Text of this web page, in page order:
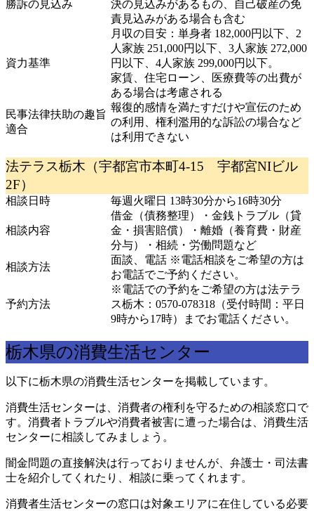
勝訴の見込み
決の見込みがあるもの、自己破産の免
責見込みがある場合も含む
資力基準
月収の目安：単身者 182,000円以下、2
人家族 251,000円以下、3人家族 272,000
円以下、4人家族 299,000円以下。
家賃、住宅ローン、医療費等の出費が
ある場合は考慮される
民事法律扶助の趣旨
適合
報復的感情を満たすだけや宣伝のため
の利用、権利濫用的な訴訟の場合など
は利用できない
法テラス栃木（宇都宮市本町4-15 宇都宮NIビル
2F）
相談日時 毎週火曜日 13時30分から16時30分
相談内容
借金（債務整理）・金銭トラブル（貸
金・損害賠償）・離婚（養育費・財産
分与）・相続・労働問題など
相談方法
面談、電話 ※電話相談をご希望の方は
お電話でご予約ください。
予約方法
※電話での予約をご希望の方は法テラ
ス栃木：0570-078318（受付時間：平日
9時から17時）までお電話ください。
栃木県の消費生活センター
以下に栃木県の消費生活センターを掲載しています。
消費生活センターは、消費者の権利を守るための相談窓口で
す。消費者トラブルや消費者被害に遭った場合は、消費生活
センターに相談してみましょう。
闇金問題の直接解決は行っておりませんが、弁護士・司法書
士を紹介してくれたり、相談に乗ってくれます。
消費者生活センターの窓口は対象エリアに在住している必要